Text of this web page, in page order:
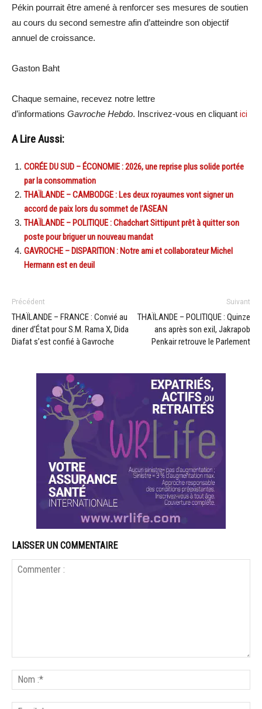
Pékin pourrait être amené à renforcer ses mesures de soutien
au cours du second semestre afin d’atteindre son objectif
annuel de croissance.
Gaston Baht
Chaque semaine, recevez notre lettre
d’informations Gavroche Hebdo. Inscrivez-vous en cliquant ici
A Lire Aussi:
CORÉE DU SUD – ÉCONOMIE : 2026, une reprise plus solide portée
par la consommation
THAÏLANDE – CAMBODGE : Les deux royaumes vont signer un
accord de paix lors du sommet de l’ASEAN
THAÏLANDE – POLITIQUE : Chadchart Sittipunt prêt à quitter son
poste pour briguer un nouveau mandat
GAVROCHE – DISPARITION : Notre ami et collaborateur Michel
Hermann est en deuil
Précédent
THAÏLANDE – FRANCE : Convié au
diner d’État pour S.M. Rama X, Dida
Diafat s’est confié à Gavroche
Suivant
THAÏLANDE – POLITIQUE : Quinze
ans après son exil, Jakrapob
Penkair retrouve le Parlement
LAISSER UN COMMENTAIRE